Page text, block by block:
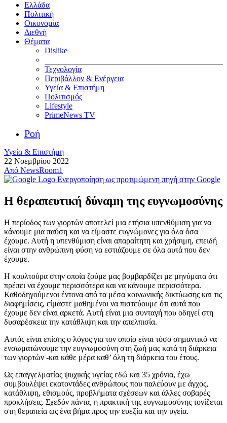
Ελλάδα
Πολιτική
Οικονομία
Διεθνή
Θέματα
Dislike
Τεχνολογία
Περιβάλλον & Ενέργεια
Υγεία & Επιστήμη
Πολιτισμός
Lifestyle
PrimeNews TV
Ροή
Υγεία & Επιστήμη
22 Νοεμβρίου 2022
Από NewsRoom1
Ενεργοποίηση ως προτιμώμενη πηγή στην Google
Η θεραπευτική δύναμη της ευγνωμοσύνης
Η περίοδος των γιορτών αποτελεί μια ετήσια υπενθύμιση για να
κάνουμε μια παύση και να είμαστε ευγνώμονες για όλα όσα
έχουμε. Αυτή η υπενθύμιση είναι απαραίτητη και χρήσιμη, επειδή
είναι στην ανθρώπινη φύση να εστιάζουμε σε όλα αυτά που δεν
έχουμε.
Η κουλτούρα στην οποία ζούμε μας βομβαρδίζει με μηνύματα ότι
πρέπει να έχουμε περισσότερα και να κάνουμε περισσότερα.
Καθοδηγούμενοι έντονα από τα μέσα κοινωνικής δικτύωσης και τις
διαφημίσεις, είμαστε μαθημένοι να πιστεύουμε ότι αυτά που
έχουμε δεν είναι αρκετά. Αυτή είναι μια συνταγή που οδηγεί στη
δυσαρέσκεια την κατάθλιψη και την απελπισία.
Αυτός είναι επίσης ο λόγος για τον οποίο είναι τόσο σημαντικό να
ενσωματώνουμε την ευγνωμοσύνη στη ζωή μας κατά τη διάρκεια
των γιορτών -και κάθε μέρα καθ’ όλη τη διάρκεια του έτους.
Ως επαγγελματίας ψυχικής υγείας εδώ και 35 χρόνια, έχω
συμβουλέψει εκατοντάδες ανθρώπους που παλεύουν με άγχος,
κατάθλιψη, εθισμούς, προβλήματα σχέσεων και άλλες σοβαρές
προκλήσεις. Σχεδόν πάντα, η πρακτική της ευγνωμοσύνης τονίζεται
στη θεραπεία ως ένα βήμα προς την ευεξία και την υγεία.